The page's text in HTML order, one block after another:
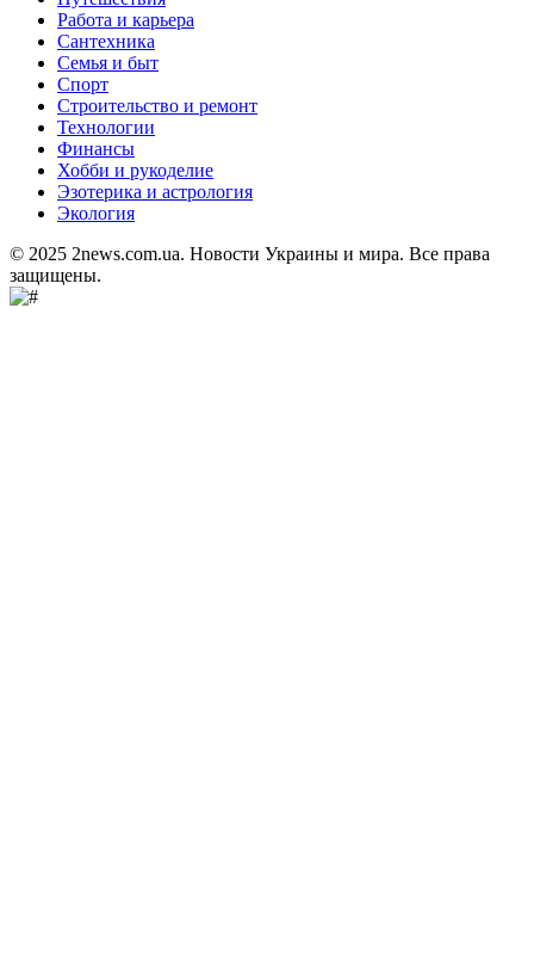
Работа и карьера
Сантехника
Семья и быт
Спорт
Строительство и ремонт
Технологии
Финансы
Хобби и рукоделие
Эзотерика и астрология
Экология
© 2025 2news.com.ua. Новости Украины и мира. Все права
защищены.